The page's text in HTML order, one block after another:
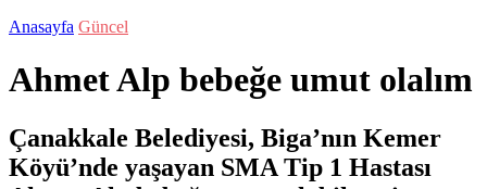
Anasayfa Güncel
Ahmet Alp bebeğe umut olalım
Çanakkale Belediyesi, Biga’nın Kemer
Köyü’nde yaşayan SMA Tip 1 Hastası